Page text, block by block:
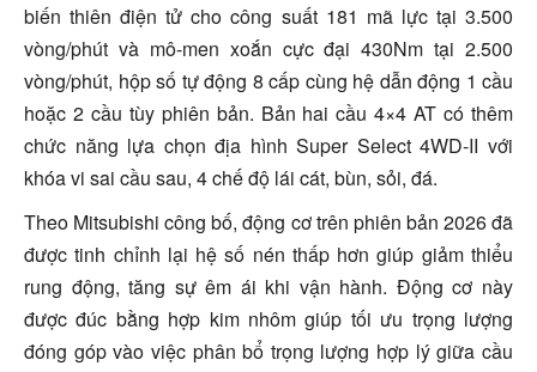
biến thiên điện tử cho công suất 181 mã lực tại 3.500
vòng/phút và mô-men xoắn cực đại 430Nm tại 2.500
vòng/phút, hộp số tự động 8 cấp cùng hệ dẫn động 1 cầu
hoặc 2 cầu tùy phiên bản. Bản hai cầu 4×4 AT có thêm
chức năng lựa chọn địa hình Super Select 4WD-II với
khóa vi sai cầu sau, 4 chế độ lái cát, bùn, sỏi, đá.
Theo Mitsubishi công bố, động cơ trên phiên bản 2026 đã
được tinh chỉnh lại hệ số nén thấp hơn giúp giảm thiểu
rung động, tăng sự êm ái khi vận hành. Động cơ này
được đúc bằng hợp kim nhôm giúp tối ưu trọng lượng
đóng góp vào việc phân bổ trọng lượng hợp lý giữa cầu